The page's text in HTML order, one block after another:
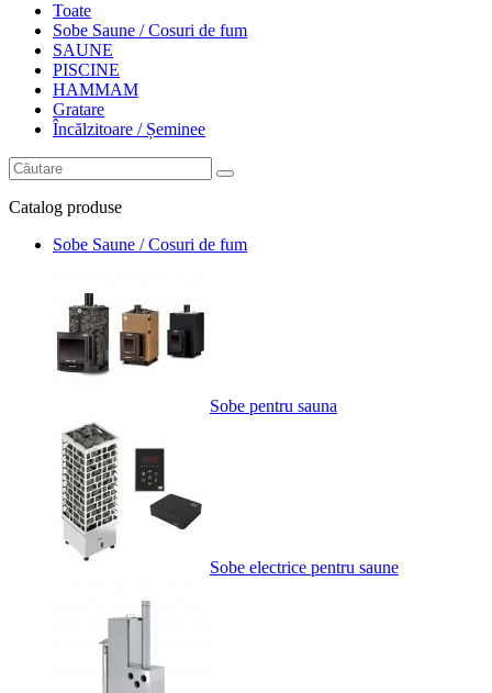
Toate
Sobe Saune / Cosuri de fum
SAUNE
PISCINE
HAMMAM
Gratare
Încălzitoare / Șeminee
Catalog produse
Sobe Saune / Cosuri de fum
Sobe pentru sauna
Sobe electrice pentru saune